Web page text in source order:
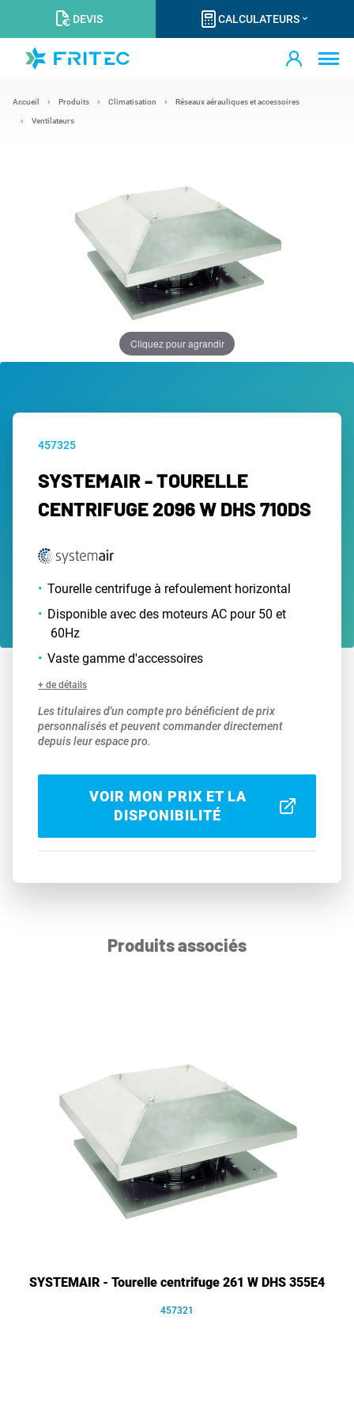
DEVIS CALCULATEURS
Accueil Produits Climatisation Réseaux aérauliques et accessoires
Ventilateurs
Cliquez pour agrandir
457325
SYSTEMAIR - TOURELLE
CENTRIFUGE 2096 W DHS 710DS
Tourelle centrifuge à refoulement horizontal
Disponible avec des moteurs AC pour 50 et
60Hz
Vaste gamme d'accessoires
+ de détails
Les titulaires d'un compte pro bénéficient de prix
personnalisés et peuvent commander directement
depuis leur espace pro.
VOIR MON PRIX ET LA
DISPONIBILITÉ
Produits associés
SYSTEMAIR - Tourelle centrifuge 261 W DHS 355E4
457321